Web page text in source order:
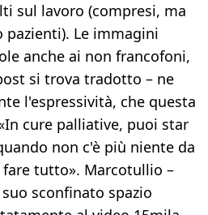
sul lavoro (compresi, ma
Le immagini
anche ai non francofoni,
si trova tradotto – ne
l'espressività, che questa
cure palliative, puoi star
non c'è più niente da
tutto». Marcotullio –
sconfinato spazio